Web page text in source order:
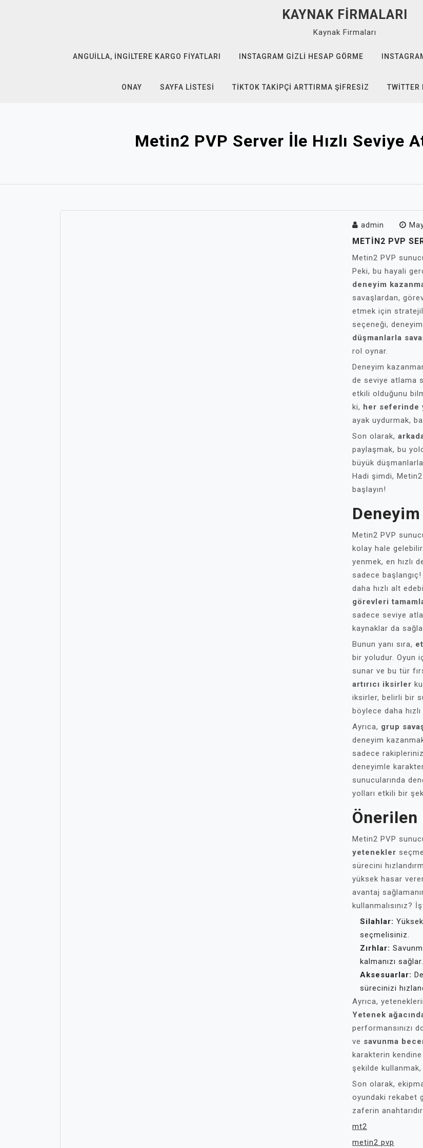
KAYNAK FIRMALARI
Kaynak Firmaları
ANGUILLA, İNGILTERE KARGO FIYATLARI INSTAGRAM GIZLI HESAP GÖRME
ONAY SAYFA LISTESI TIKTOK TAKIPÇI ARTTIRMA ŞIFRESIZ TWITTER
Metin2 PVP Server İle Hızlı Seviye
admin
METIN2 PVP
Metin2 PVP
Peki, bu hayali
deneyim
savaşlardan,
etmek için
seçeneği, deneyim
düşmanlarla
rol oynar.
Deneyim
de seviye atlama
etkili olduğunu
ki, her seferinde
ayak uydurmak,
Son olarak,
paylaşmak, bu
büyük
Hadi şimdi,
başlayın!
Metin2 PVP
kolay hale
yenmek, en hızlı
sadece
daha hızlı alt
görevleri
sadece seviye
kaynaklar da
Bunun yanı sıra,
bir yoludur. Oyun
sunar ve bu tür
artırıcı iksirler
iksirler, belirli bir
böylece daha
Ayrıca, grup
deneyim
sadece
deneyimle
sunucularında
yolları etkili bir
Önerilen
Metin2 PVP
yetenekler
sürecini
yüksek hasar
avantaj
kullanmalısınız?
Silahlar:
seçmelisiniz.
Zırhlar:
kalmanızı sağlar.
Aksesuarlar:
sürecinizi
Ayrıca,
Yetenek
performansınızı
ve savunma
karakterin
şekilde
Son olarak,
oyundaki rekabet
zaferin
mt2
metin2 pvp